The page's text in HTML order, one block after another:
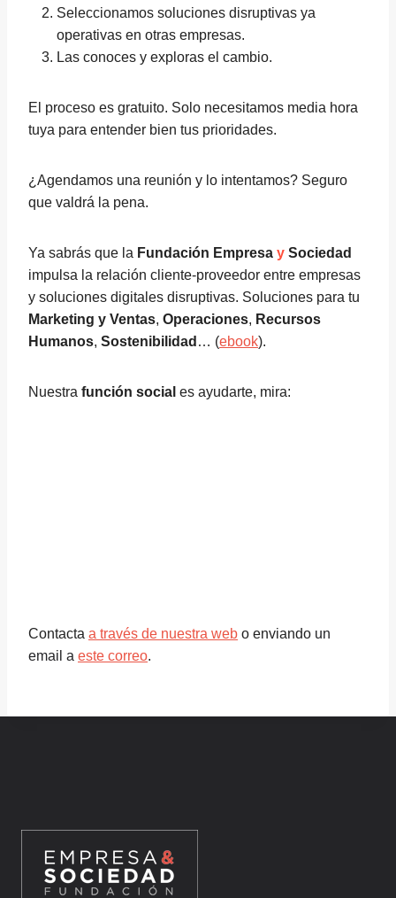
Seleccionamos soluciones disruptivas ya
operativas en otras empresas.
Las conoces y exploras el cambio.
El proceso es gratuito. Solo necesitamos media hora
tuya para entender bien tus prioridades.
¿Agendamos una reunión y lo intentamos? Seguro
que valdrá la pena.
Ya sabrás que la Fundación Empresa y Sociedad
impulsa la relación cliente-proveedor entre empresas
y soluciones digitales disruptivas. Soluciones para tu
Marketing y Ventas, Operaciones, Recursos
Humanos, Sostenibilidad … (ebook).
Nuestra función social es ayudarte, mira:
Contacta a través de nuestra web o enviando un
email a este correo.